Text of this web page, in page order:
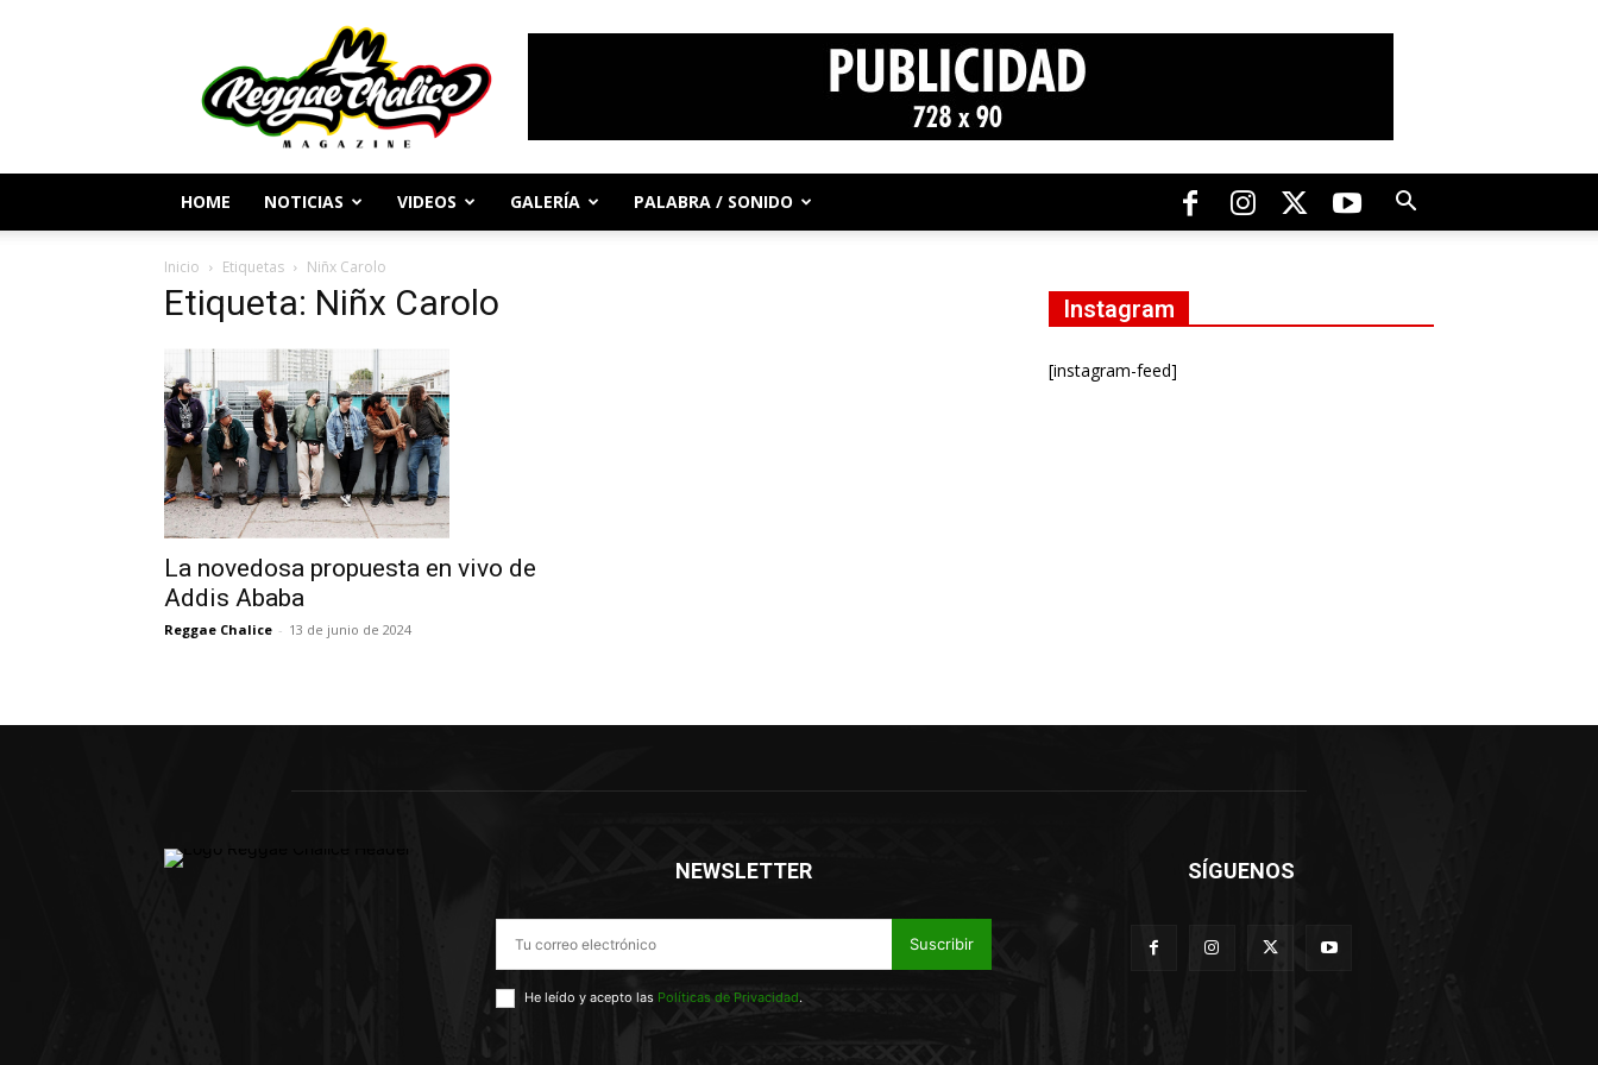
Periodismo
y
Cultura
Reggae
HOME NOTICIAS VIDEOS GALERÍA PALABRA / SONIDO
Inicio Etiquetas Niñx Carolo
Etiqueta: Niñx Carolo
La novedosa propuesta en vivo de
Addis Ababa
Reggae Chalice - 13 de junio de 2024
Instagram
[instagram-feed]
NEWSLETTER
Suscribir
He leído y acepto las Políticas de Privacidad.
SÍGUENOS